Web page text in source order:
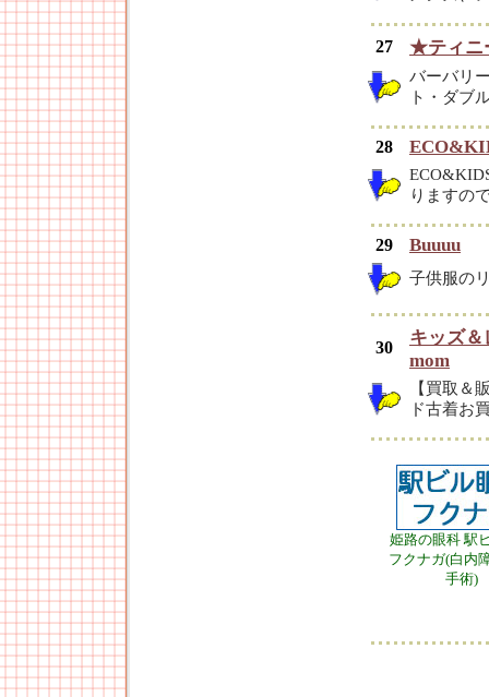
27 ★ティニ
バーバリ
ト・ダブ
28
りますの
29 Buuuu
子供服の
30
キッズ
mom
【買取＆
ド古着お
姫路の眼科 駅
フクナガ(白内
手術)